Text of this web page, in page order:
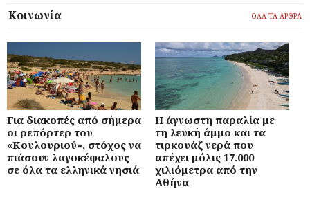
Κοινωνία ΟΛΑ ΤΑ ΑΡΘΡΑ
Για διακοπές από σήμερα
οι ρεπόρτερ του
«Κουλουριού», στόχος να
πιάσουν λαγοκέφαλους
σε όλα τα ελληνικά νησιά
Η άγνωστη παραλία με
τη λευκή άμμο και τα
τιρκουάζ νερά που
απέχει μόλις 17.000
χιλιόμετρα από την
Αθήνα